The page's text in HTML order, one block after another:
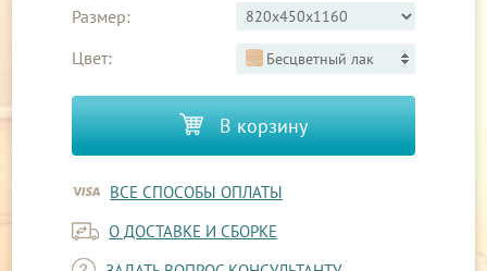
Размер:
Цвет:
Бесцветный лак
В корзину
ВСЕ СПОСОБЫ ОПЛАТЫ
О ДОСТАВКЕ И СБОРКЕ